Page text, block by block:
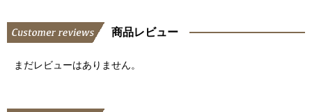
商品レビュー
まだレビューはありません。